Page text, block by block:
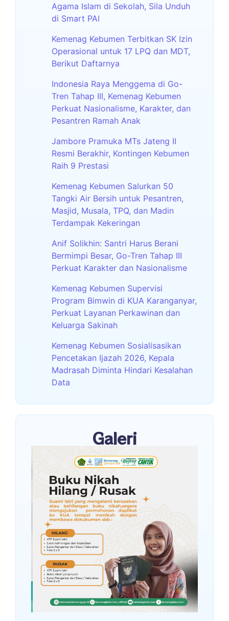
Agama Islam di Sekolah, Sila Unduh
di Smart PAI
Kemenag Kebumen Terbitkan SK Izin
Operasional untuk 17 LPQ dan MDT,
Berikut Daftarnya
Indonesia Raya Menggema di Go-
Tren Tahap III, Kemenag Kebumen
Perkuat Nasionalisme, Karakter, dan
Pesantren Ramah Anak
Jambore Pramuka MTs Jateng II
Resmi Berakhir, Kontingen Kebumen
Raih 9 Prestasi
Kemenag Kebumen Salurkan 50
Tangki Air Bersih untuk Pesantren,
Masjid, Musala, TPQ, dan Madin
Terdampak Kekeringan
Anif Solikhin: Santri Harus Berani
Bermimpi Besar, Go-Tren Tahap III
Perkuat Karakter dan Nasionalisme
Kemenag Kebumen Supervisi
Program Bimwin di KUA Karanganyar,
Perkuat Layanan Perkawinan dan
Keluarga Sakinah
Kemenag Kebumen Sosialisasikan
Pencetakan Ijazah 2026, Kepala
Madrasah Diminta Hindari Kesalahan
Data
Galeri